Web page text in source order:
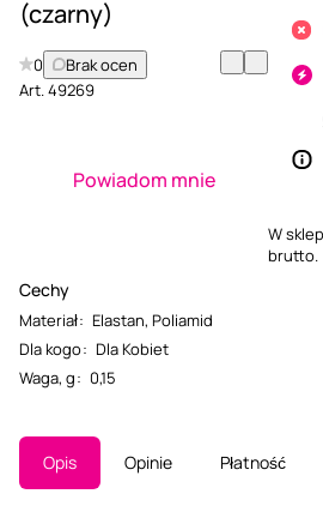
(czarny)
0
Brak ocen
Art.49269
Powiadom mnie
Cechy
Materiał: Elastan, Poliamid
Dla kogo: Dla Kobiet
Waga, g: 0,15
W
brutto.
Opis Opinie Płatność